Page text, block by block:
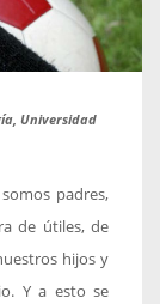
Universidad
padres,
de útiles, de
hijos y
Y a esto se